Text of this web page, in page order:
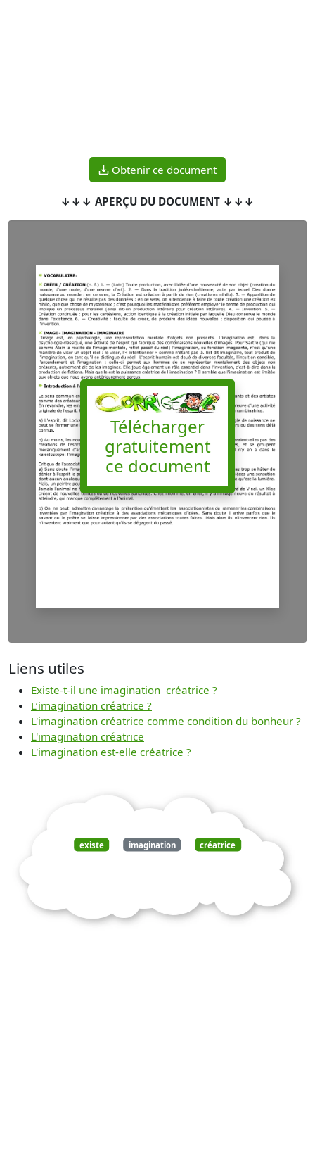
Obtenir ce document
↓↓↓ APERÇU DU DOCUMENT ↓↓↓
Télécharger
gratuitement
ce document
Liens utiles
Existe-t-il une imagination créatrice ?
L’imagination créatrice ?
L'imagination créatrice comme condition du bonheur ?
L'imagination créatrice
L'imagination est-elle créatrice ?
existe imagination créatrice